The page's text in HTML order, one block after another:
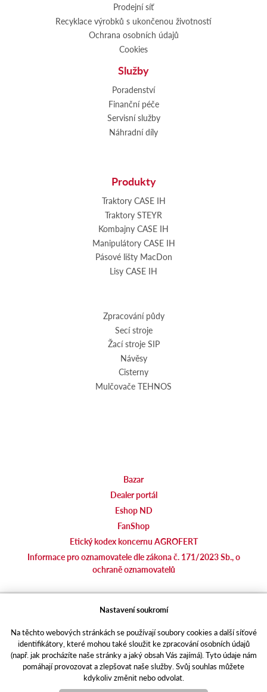
Prodejní síť
Recyklace výrobků s ukončenou životností
Ochrana osobních údajů
Cookies
Služby
Poradenství
Finanční péče
Servisní služby
Náhradní díly
Produkty
Traktory CASE IH
Traktory STEYR
Kombajny CASE IH
Manipulátory CASE IH
Pásové lišty MacDon
Lisy CASE IH
Zpracování půdy
Secí stroje
Žací stroje SIP
Návěsy
Cisterny
Mulčovače TEHNOS
Bazar
Dealer portál
Eshop ND
FanShop
Etický kodex koncernu AGROFERT
Informace pro oznamovatele dle zákona č. 171/2023 Sb., o
ochraně oznamovatelů
agrotec.cz
portal.caseklub.cz
shop.agrics.cz
traktorbazar.cz
eshop.agrics.cz/cs
Nastavení soukromí
Na těchto webových stránkách se používají soubory cookies a další síťové
identifikátory, které mohou také sloužit ke zpracování osobních údajů
(např. jak procházíte naše stránky a jaký obsah Vás zajímá). Tyto údaje nám
pomáhají provozovat a zlepšovat naše služby. Svůj souhlas můžete
kdykoliv změnit nebo odvolat.